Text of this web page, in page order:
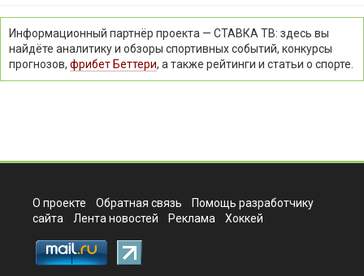
Информационный партнёр проекта — СТАВКА ТВ: здесь вы
найдёте аналитику и обзоры спортивных событий, конкурсы
прогнозов, фрибет Беттери, а также рейтинги и статьи о спорте.
О проекте Обратная связь
Помощь разработчику
сайта
Лента новостей Реклама Хоккей